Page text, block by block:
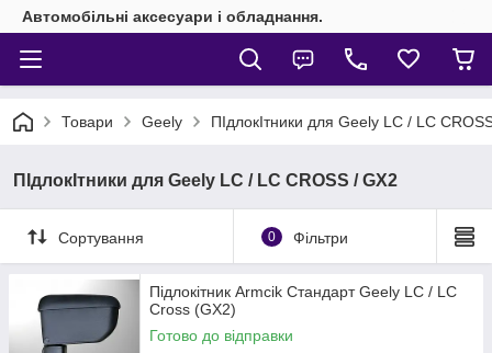
Автомобільні аксесуари і обладнання.
Товари Geely ПІдлокІтники для Geely LC / LC
ПІдлокІтники для Geely LC / LC CROSS / GX2
Сортування 0 Фільтри
Підлокітник Armcik Стандарт Geely LC / LC
Cross (GX2)
Готово до відправки